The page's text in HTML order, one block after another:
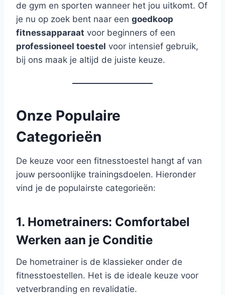
de gym en sporten wanneer het jou uitkomt. Of
je nu op zoek bent naar een goedkoop
fitnessapparaat voor beginners of een
professioneel toestel voor intensief gebruik,
bij ons maak je altijd de juiste keuze.
Onze Populaire
Categorieën
De keuze voor een fitnesstoestel hangt af van
jouw persoonlijke trainingsdoelen. Hieronder
vind je de populairste categorieën:
1. Hometrainers: Comfortabel
Werken aan je Conditie
De hometrainer is de klassieker onder de
fitnesstoestellen. Het is de ideale keuze voor
vetverbranding en revalidatie.